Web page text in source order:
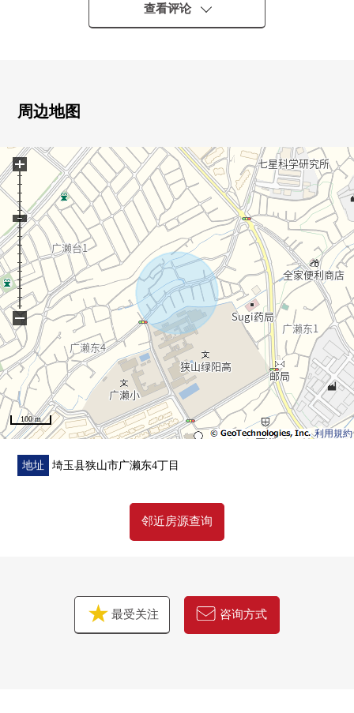
・ 不是建筑包含条件待售土地
■ 在找想要的家方面给予帮助的━━━━━・・・
查看评论
周边地图
利用規約
100 m
+
−
地址 埼玉县狭山市广濑东4丁目
邻近房源查询
最受关注 咨询方式